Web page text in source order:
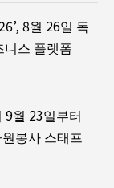
8월 26일 독
스 플랫폼
월 23일부터
봉사 스태프